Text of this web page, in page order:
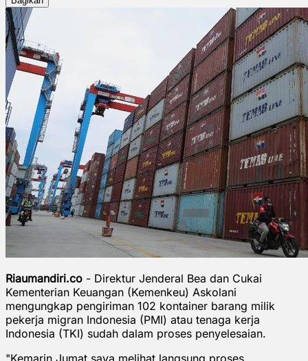
Riaumandiri.co - Direktur Jenderal Bea dan Cukai
Kementerian Keuangan (Kemenkeu) Askolani
mengungkap pengiriman 102 kontainer barang milik
pekerja migran Indonesia (PMI) atau tenaga kerja
Indonesia (TKI) sudah dalam proses penyelesaian.
"Kemarin Jumat saya melihat langsung proses